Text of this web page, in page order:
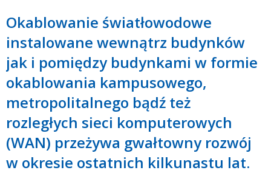
Okablowanie światłowodowe
instalowane wewnątrz budynków
jak i pomiędzy budynkami w formie
okablowania kampusowego,
metropolitalnego bądź też
rozległych sieci komputerowych
(WAN) przeżywa gwałtowny rozwój
w okresie ostatnich kilkunastu lat.